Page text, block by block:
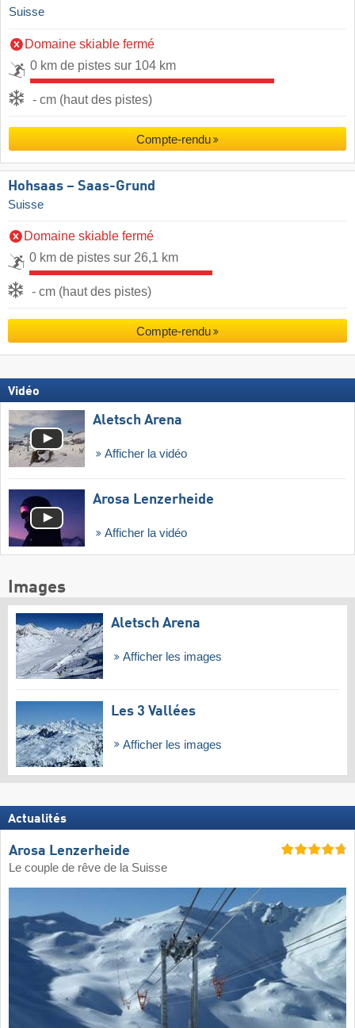
Suisse
Domaine skiable fermé
0 km de pistes sur 104 km
- cm (haut des pistes)
Compte-rendu
Hohsaas – Saas-Grund
Suisse
Domaine skiable fermé
0 km de pistes sur 26,1 km
- cm (haut des pistes)
Compte-rendu
Vidéo
Aletsch Arena
Afficher la vidéo
Arosa Lenzerheide
Afficher la vidéo
Images
Aletsch Arena
Afficher les images
Les 3 Vallées
Afficher les images
Actualités
Arosa Lenzerheide
Le couple de rêve de la Suisse